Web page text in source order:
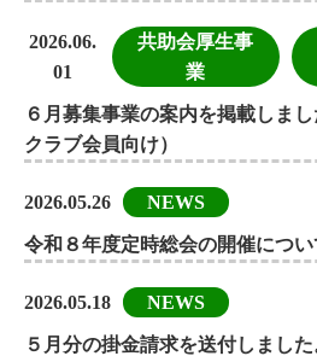
2026.06.
01
共助会厚生事
業
６月募集事業の案内を掲載しま
クラブ会員向け）
2026.05.26 NEWS
令和８年度定時総会の開催につい
2026.05.18 NEWS
５月分の掛金請求を送付しました